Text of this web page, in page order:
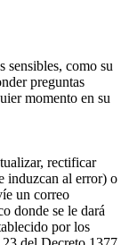
sensibles, como su
preguntas
momento en su
rectificar
induzcan al error) o
un correo
donde se le dará
por los